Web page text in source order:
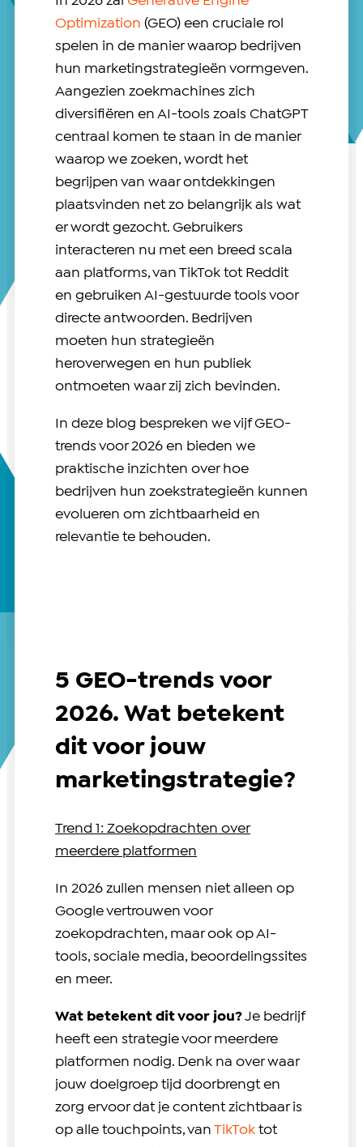
Optimization (GEO) een cruciale rol
spelen in de manier waarop bedrijven
hun marketingstrategieën vormgeven.
Aangezien zoekmachines zich
diversifiëren en AI-tools zoals ChatGPT
centraal komen te staan in de manier
waarop we zoeken, wordt het
begrijpen van waar ontdekkingen
plaatsvinden net zo belangrijk als wat
er wordt gezocht. Gebruikers
interacteren nu met een breed scala
aan platforms, van TikTok tot Reddit
en gebruiken AI-gestuurde tools voor
directe antwoorden. Bedrijven
moeten hun strategieën
heroverwegen en hun publiek
ontmoeten waar zij zich bevinden.
In deze blog bespreken we vijf GEO-
trends voor 2026 en bieden we
praktische inzichten over hoe
bedrijven hun zoekstrategieën kunnen
evolueren om zichtbaarheid en
relevantie te behouden.
5 GEO-trends voor
2026. Wat betekent
dit voor jouw
marketingstrategie?
Trend 1: Zoekopdrachten over
meerdere platformen
In 2026 zullen mensen niet alleen op
Google vertrouwen voor
zoekopdrachten, maar ook op AI-
tools, sociale media, beoordelingssites
en meer.
Wat betekent dit voor jou? Je bedrijf
heeft een strategie voor meerdere
platformen nodig. Denk na over waar
jouw doelgroep tijd doorbrengt en
zorg ervoor dat je content zichtbaar is
op alle touchpoints, van TikTok tot